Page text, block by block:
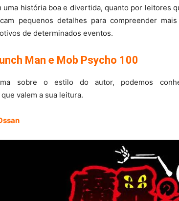
uma história boa e divertida, quanto por leitores
pequenos detalhes para compreender
de determinados eventos.
Man e Mob Psycho 100
sobre o estilo do autor, podemos
valem a sua leitura.